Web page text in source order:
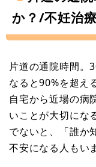
か？/不妊治
片道の通院時間。
なると90%を超え
自宅から近場の病
いことが大切にな
でないと、「誰か
不安になる人もい